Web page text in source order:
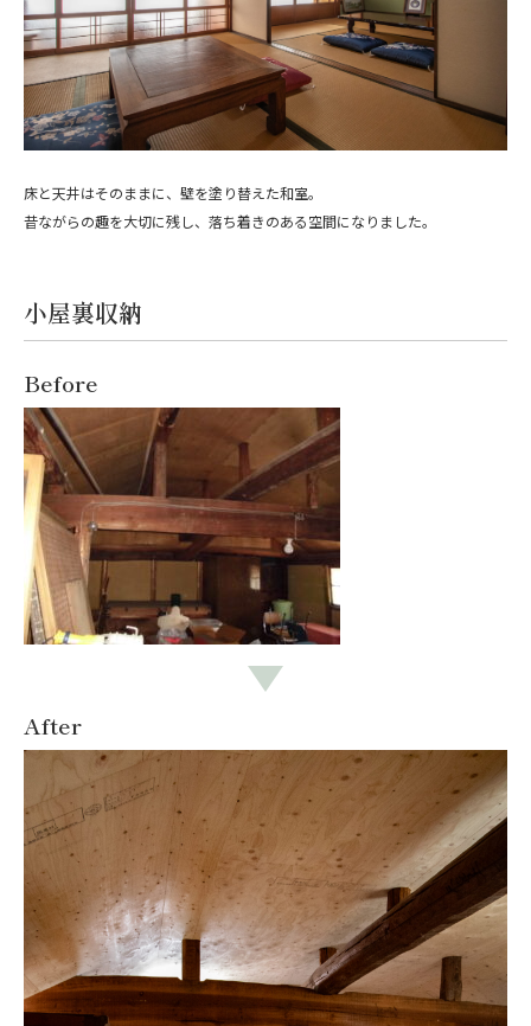
床と天井はそのままに、壁を塗り替えた和室。
昔ながらの趣を大切に残し、落ち着きのある空間になりました。
小屋裏収納
Before
After